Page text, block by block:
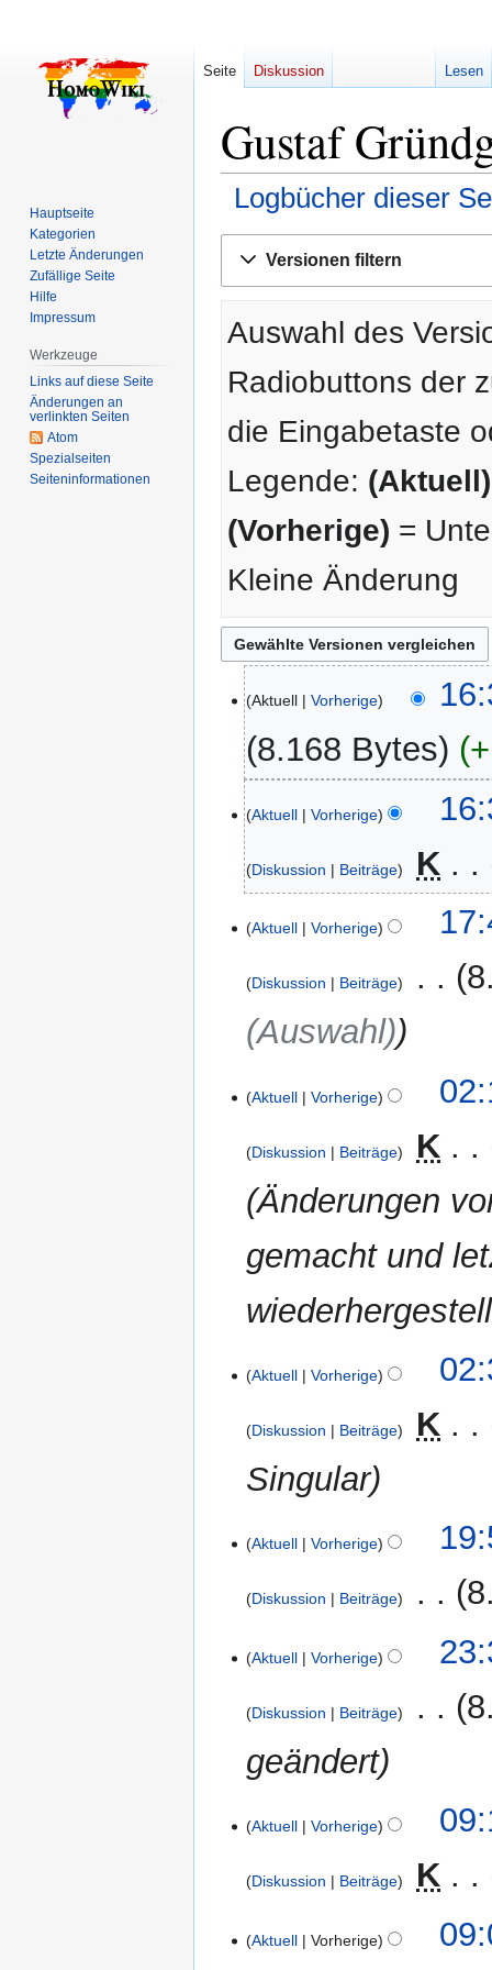
Gustaf
Logbücher dieser
Navigation
Suche
Versionen filtern
Auswahl des
Radiobuttons der
die Eingabetaste
Legende: (Aktuell)
(Vorherige) =
Kleine Änderung
Januar
2016
Aktuell Vorherige
8.168 Bytes
e
n
e
r
e
u
g
z
u
s
a
m
n
s
s
u
g
Oktober
2007
Aktuell Vorherige
Diskussion Beiträge K
JanuarAktuell Vorherige
Diskussion Beiträge
(Auswahl)
Dezember
Aktuell Vorherige
Diskussion Beiträge
K
Änderungen
gemacht und
Dezember
Aktuell Vorherige
Diskussion Beiträge
K
Singular
November
Aktuell Vorherige
Diskussion Beiträge
Oktober
Aktuell Vorherige
Diskussion Beiträge
geändert
Oktober
Aktuell Vorherige
Diskussion Beiträge K
eAktuell Vorherige
Seite Diskussion Lesen
Hauptseite
Kategorien
Letzte Änderungen
Zufällige Seite
Hilfe
Impressum
Werkzeuge
Links auf diese Seite
Änderungen an
verlinkten Seiten
Atom
Spezialseiten
Seiten­­informationen